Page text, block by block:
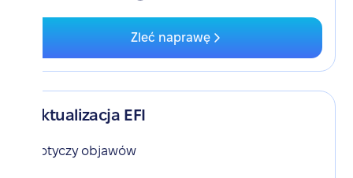
Zleć naprawę
Aktualizacja EFI
Dotyczy objawów